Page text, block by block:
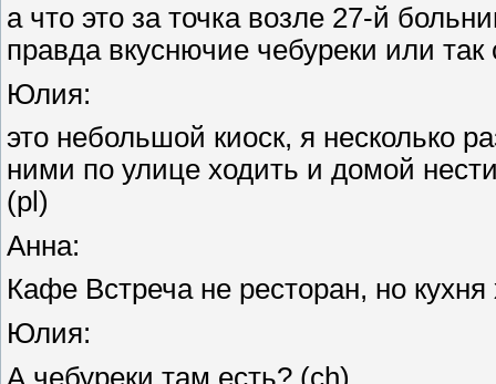
а что это за точка возле 27-й
правда вкуснючие чебуреки или так
Юлия:
это небольшой киоск, я несколько
ними по улице ходить и домой
(pl)
Анна:
Кафе Встреча не ресторан, но
Юлия:
А чебуреки там есть? (ch)